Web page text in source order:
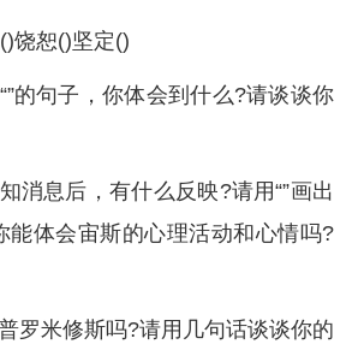
饶恕()坚定()
的句子，你体会到什么?请谈谈你
消息后，有什么反映?请用“”画出
能体会宙斯的心理活动和心情吗?
罗米修斯吗?请用几句话谈谈你的